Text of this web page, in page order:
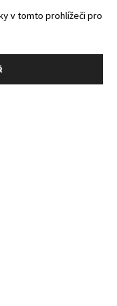
v tomto prohlížeči pro